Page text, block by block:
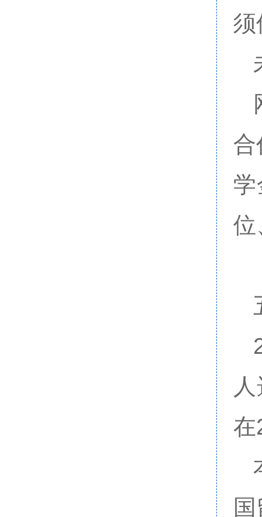
须
合
学
位
在